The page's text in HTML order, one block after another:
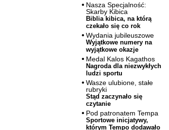
Nasza Specjalność:
Skarby Kibica
Biblia kibica, na którą
czekało się co rok
Wydania jubileuszowe
Wyjątkowe numery na
wyjątkowe okazje
Medal Kalos Kagathos
Nagroda dla niezwykłych
ludzi sportu
Wasze ulubione, stałe
rubryki
Stąd zaczynało się
czytanie
Pod patronatem Tempa
Sportowe inicjatywy,
którym Tempo dodawało